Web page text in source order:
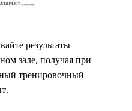
результаты
зале, получая при
тренировочный